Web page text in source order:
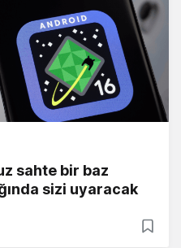
sahte bir baz
sizi uyaracak